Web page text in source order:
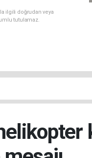
ilgili doğrudan veya
tutulamaz.